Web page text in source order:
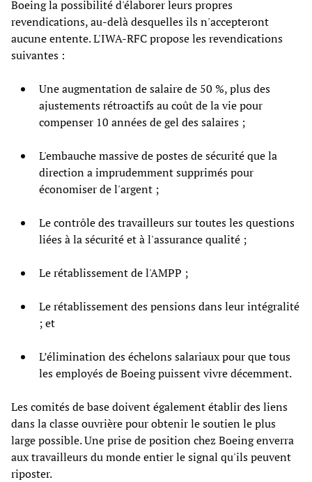
Boeing la possibilité d'élaborer leurs propres
revendications, au-delà desquelles ils n'accepteront
aucune entente. L'IWA-RFC propose les revendications
suivantes :
Une augmentation de salaire de 50 %, plus des
ajustements rétroactifs au coût de la vie pour
compenser 10 années de gel des salaires ;
L'embauche massive de postes de sécurité que la
direction a imprudemment supprimés pour
économiser de l'argent ;
Le contrôle des travailleurs sur toutes les questions
liées à la sécurité et à l'assurance qualité ;
Le rétablissement de l'AMPP ;
Le rétablissement des pensions dans leur intégralité
; et
L’élimination des échelons salariaux pour que tous
les employés de Boeing puissent vivre décemment.
Les comités de base doivent également établir des liens
dans la classe ouvrière pour obtenir le soutien le plus
large possible. Une prise de position chez Boeing enverra
aux travailleurs du monde entier le signal qu'ils peuvent
riposter.